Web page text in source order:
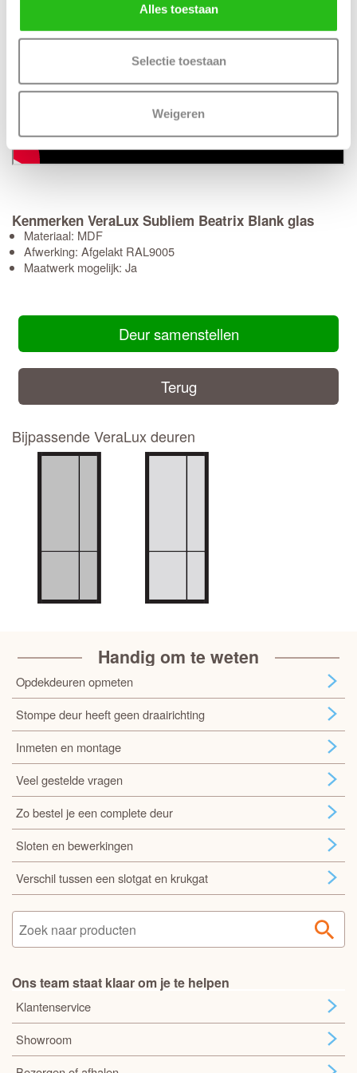
Alles toestaan
Selectie toestaan
Weigeren
Kenmerken VeraLux Subliem Beatrix Blank glas
Materiaal: MDF
Afwerking: Afgelakt RAL9005
Maatwerk mogelijk: Ja
Deur samenstellen
Terug
Bijpassende VeraLux deuren
Handig om te weten
Opdekdeuren opmeten
Stompe deur heeft geen draairichting
Inmeten en montage
Veel gestelde vragen
Zo bestel je een complete deur
Sloten en bewerkingen
Verschil tussen een slotgat en krukgat
Ons team staat klaar om je te helpen
Klantenservice
Showroom